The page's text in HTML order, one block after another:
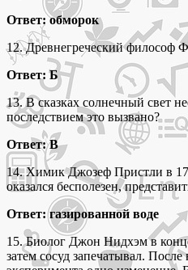
Ответ: обморок
12. Древнегреческий философ
Ответ: Б
13. В сказках солнечный свет
последствием это вызвано?
Ответ: В
14. Химик Джозеф Пристли в
оказался бесполезен,
Ответ: газированной воде
15. Биолог Джон Нидхэм в
затем сосуд запечатывал.